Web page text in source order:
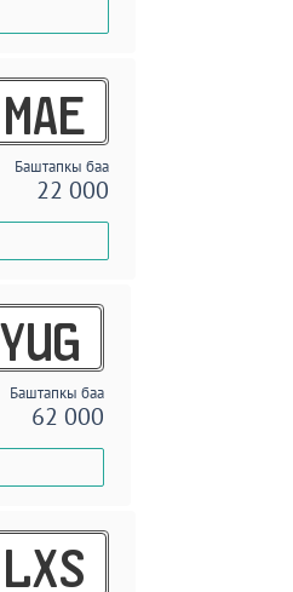
MAE
Баштапкы баа
22 000
YUG
Баштапкы баа
62 000
LXS